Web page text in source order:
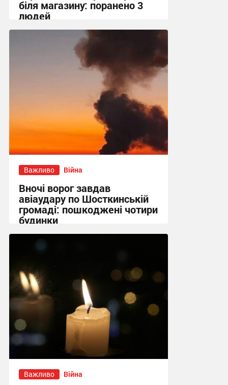
біля магазину: поранено 3
людей
Важливо Війна
Вночі ворог завдав
авіаудару по Шосткинській
громаді: пошкоджені чотири
будинки
Важливо Війна